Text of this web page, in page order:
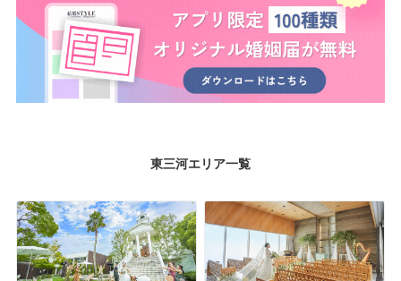
東三河エリア一覧